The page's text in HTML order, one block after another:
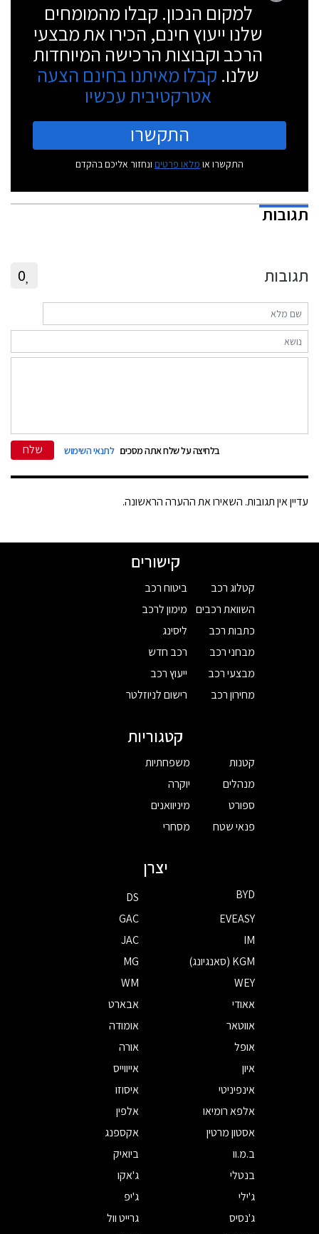
למקום הנכון. קבלו מהמומחים
שלנו ייעוץ חינם, הכירו את מבצעי
הרכב וקבוצות הרכישה המיוחדות
שלנו. קבלו מאיתנו בחינם הצעה
אטרקטיבית עכשיו
התקשרו
התקשרו או מלאו פרטים ונחזור אליכם בהקדם
תגובות
תגובות 0
בלחיצה על שלח אתה מסכים לתנאי השימוש שלח
עדיין אין תגובות. השאירו את ההערה הראשונה.
קישורים
קטלוג רכב
השוואת רכבים
כתבות רכב
מבחני רכב
מבצעי רכב
מחירון רכב
ביטוח רכב
מימון לרכב
ליסינג
רכב חדש
ייעוץ רכב
רישום לניוזלטר
קטגוריות
קטנות
מנהלים
ספורט
פנאי שטח
משפחתיות
יוקרה
מיניוואנים
מסחרי
יצרן
BYD
DS
EVEASY
GAC
IM
JAC
KGM (סאנגיונג)
MG
WEY
WM
אאודי
אבארט
אווטאר
אומודה
אופל
אורה
איון
אייווייס
אינפיניטי
איסוזו
אלפא רומיאו
אלפין
אסטון מרטין
אקספנג
ב.מ.וו
ביואיק
בנטלי
ג'אקו
ג'ילי
ג'יפ
ג'נסיס
גרייט וול